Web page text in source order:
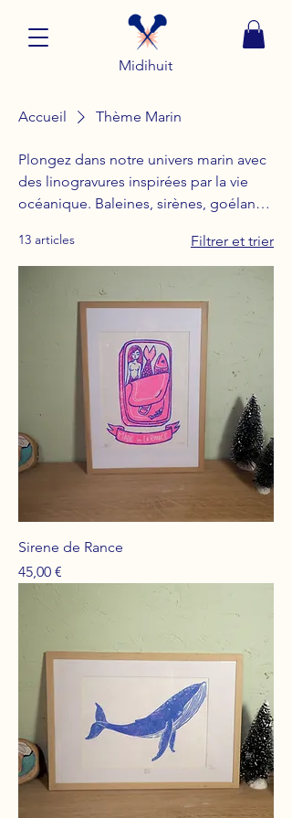
Midihuit
Accueil Thème Marin
Plongez dans notre univers marin avec
des linogravures inspirées par la vie
océanique. Baleines, sirènes, goélands
cette collection poétique et captivante.
Chaque pièce raconte une histoire de
13 articles Filtrer et trier
Sirene de Rance
Prix
45,00 €